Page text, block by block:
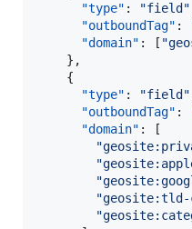
"type" : "field "
"outboundTag" :
"domain" : [ "
    },
    {
"type" : "field "
"outboundTag" :
"domain" : [
"
"
"
"geosite:tld-
"